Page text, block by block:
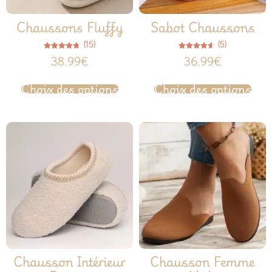
Chaussons Fluffy
Note
4.67
sur 5
(15)
38.99€
Choix des options
Sabot Chaussons
4.60
sur 5
(5)
36.99€
Choix des options
Chausson Intérieur Chausson Femme